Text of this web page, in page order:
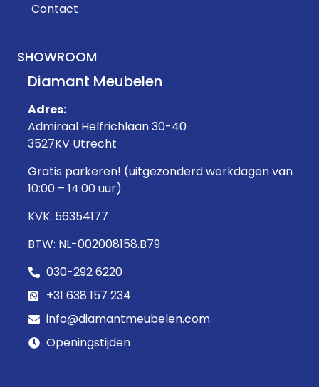
Contact
SHOWROOM
Diamant Meubelen
Adres:
Admiraal Helfrichlaan 30-40
3527KV Utrecht
Gratis parkeren! (uitgezonderd werkdagen van
10:00 – 14:00 uur)
KVK: 56354177
BTW: NL-002008158.B79
030-292 6220
+31 638 157 234
info@diamantmeubelen.com
Openingstijden